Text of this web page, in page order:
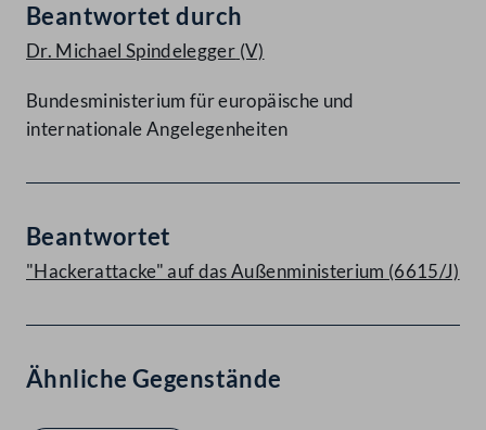
Beantwortet durch
Dr. Michael Spindelegger (V)
Bundesministerium für europäische und
internationale Angelegenheiten
Beantwortet
"Hackerattacke" auf das Außenministerium (6615/J)
Ähnliche Gegenstände